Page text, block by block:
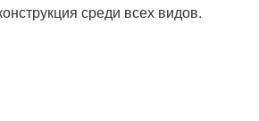
среди всех видов.